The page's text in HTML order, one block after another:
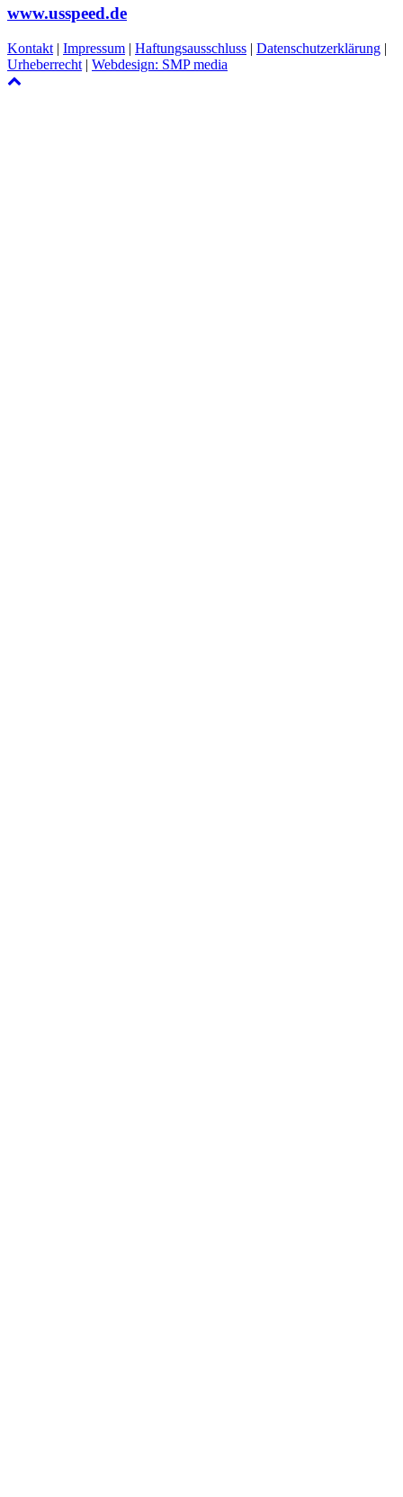
www.usspeed.de
Kontakt | Impressum | Haftungsausschluss | Datenschutzerklärung |
Urheberrecht | Webdesign: SMP media